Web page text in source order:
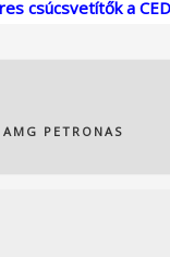
csúcsvetítők a
AMG PETRONAS